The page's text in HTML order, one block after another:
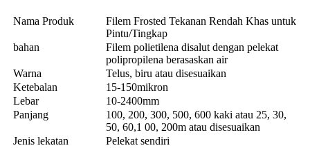
Nama Produk
Filem Frosted Tekanan Rendah Khas untuk
Pintu/Tingkap
bahan
Filem polietilena disalut dengan pelekat
polipropilena berasaskan air
Warna
Telus, biru atau disesuaikan
Ketebalan
15-150mikron
Lebar
10-2400mm
Panjang
100, 200, 300, 500, 600 kaki atau 25, 30,
50, 60,1 00, 200m atau disesuaikan
Jenis lekatan
Pelekat sendiri